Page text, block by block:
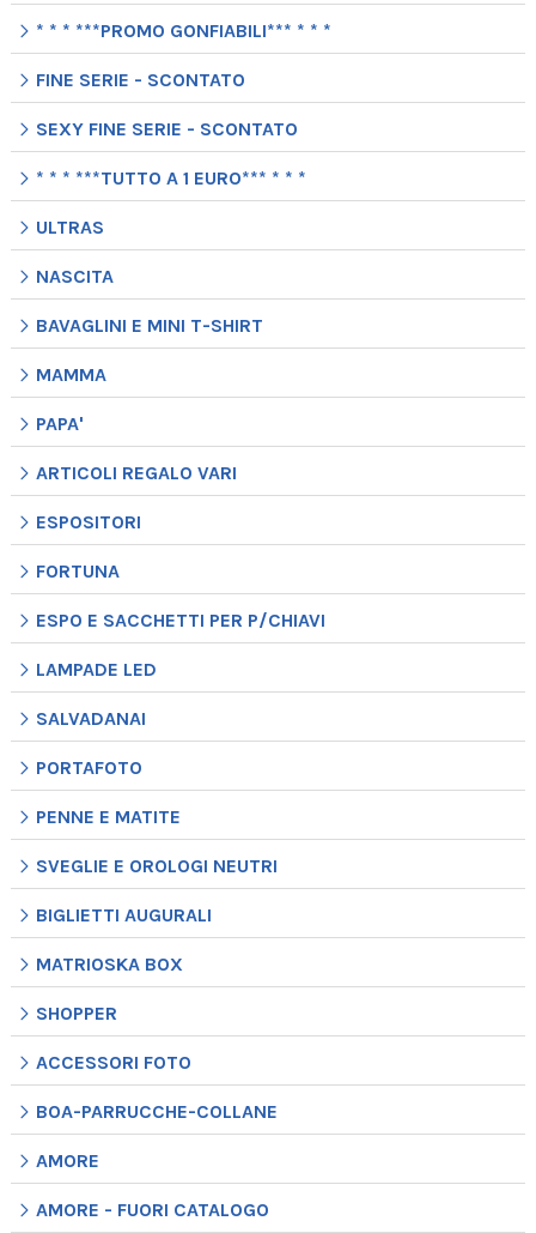
* * * ***PROMO GONFIABILI*** * * *
FINE SERIE - SCONTATO
SEXY FINE SERIE - SCONTATO
* * * ***TUTTO A 1 EURO*** * * *
ULTRAS
NASCITA
BAVAGLINI E MINI T-SHIRT
MAMMA
PAPA'
ARTICOLI REGALO VARI
ESPOSITORI
FORTUNA
ESPO E SACCHETTI PER P/CHIAVI
LAMPADE LED
SALVADANAI
PORTAFOTO
PENNE E MATITE
SVEGLIE E OROLOGI NEUTRI
BIGLIETTI AUGURALI
MATRIOSKA BOX
SHOPPER
ACCESSORI FOTO
BOA-PARRUCCHE-COLLANE
AMORE
AMORE - FUORI CATALOGO